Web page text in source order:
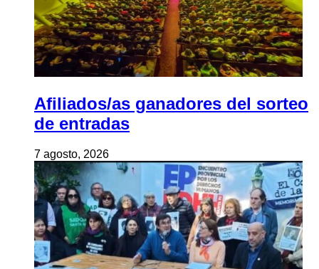
Afiliados/as ganadores del sorteo
de entradas
7 agosto, 2026